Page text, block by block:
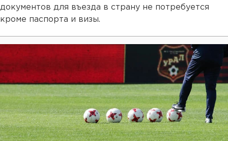
документов для въезда в страну не потребуется
кроме паспорта и визы.